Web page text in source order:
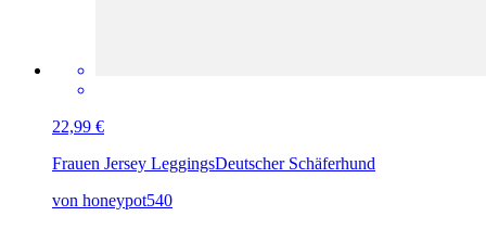
22,99 €
Frauen Jersey LeggingsDeutscher Schäferhund
von honeypot540